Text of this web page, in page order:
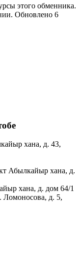
этого обменника.
Обновлено 6
хана, д. 43,
Абылкайыр хана, д.
хана, д. дом 64/1
Ломоносова, д. 5,